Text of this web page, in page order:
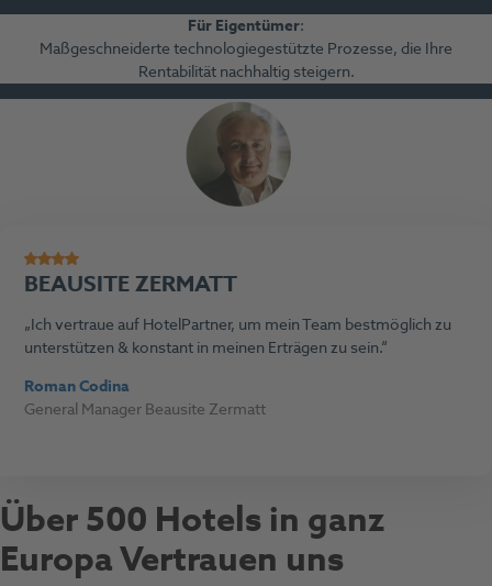
Für Eigentümer:
Maßgeschneiderte technologiegestützte Prozesse, die Ihre
Rentabilität nachhaltig steigern.
BEAUSITE ZERMATT
Ich vertraue auf HotelPartner, um mein Team bestmöglich zu
unterstützen & konstant in meinen Erträgen zu sein.
Roman Codina
General Manager Beausite Zermatt
Über 500 Hotels in ganz
Europa Vertrauen uns